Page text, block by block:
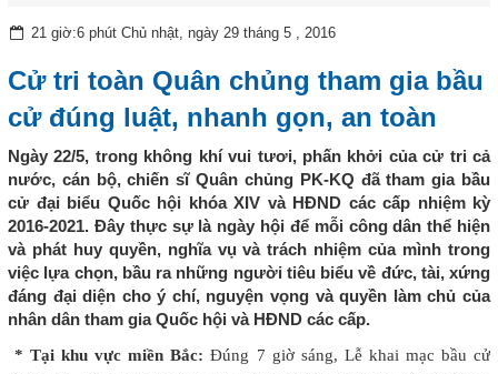
21 giờ:6 phút Chủ nhật, ngày 29 tháng 5 , 2016
Cử tri toàn Quân chủng tham gia bầu
cử đúng luật, nhanh gọn, an toàn
Ngày 22/5, trong không khí vui tươi, phấn khởi của cử tri cả
nước, cán bộ, chiến sĩ Quân chủng PK-KQ đã tham gia bầu
cử đại biểu Quốc hội khóa XIV và HĐND các cấp nhiệm kỳ
2016-2021. Đây thực sự là ngày hội để mỗi công dân thể hiện
và phát huy quyền, nghĩa vụ và trách nhiệm của mình trong
việc lựa chọn, bầu ra những người tiêu biểu về đức, tài, xứng
đáng đại diện cho ý chí, nguyện vọng và quyền làm chủ của
nhân dân tham gia Quốc hội và HĐND các cấp.
* Tại khu vực miền Bắc: Đúng 7 giờ sáng, Lễ khai mạc bầu cử